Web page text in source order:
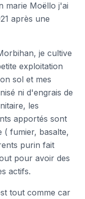
marie Moëllo j'ai
après une
je cultive
exploitation
sol et mes
ni d'engrais de
les
apportés sont
( fumier, basalte,
purin fait
pour avoir des
actifs.
tout comme car